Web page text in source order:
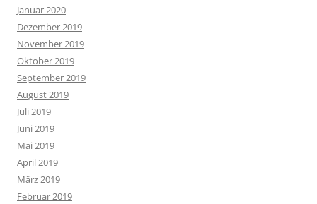
Januar 2020
Dezember 2019
November 2019
Oktober 2019
September 2019
August 2019
Juli 2019
Juni 2019
Mai 2019
April 2019
März 2019
Februar 2019